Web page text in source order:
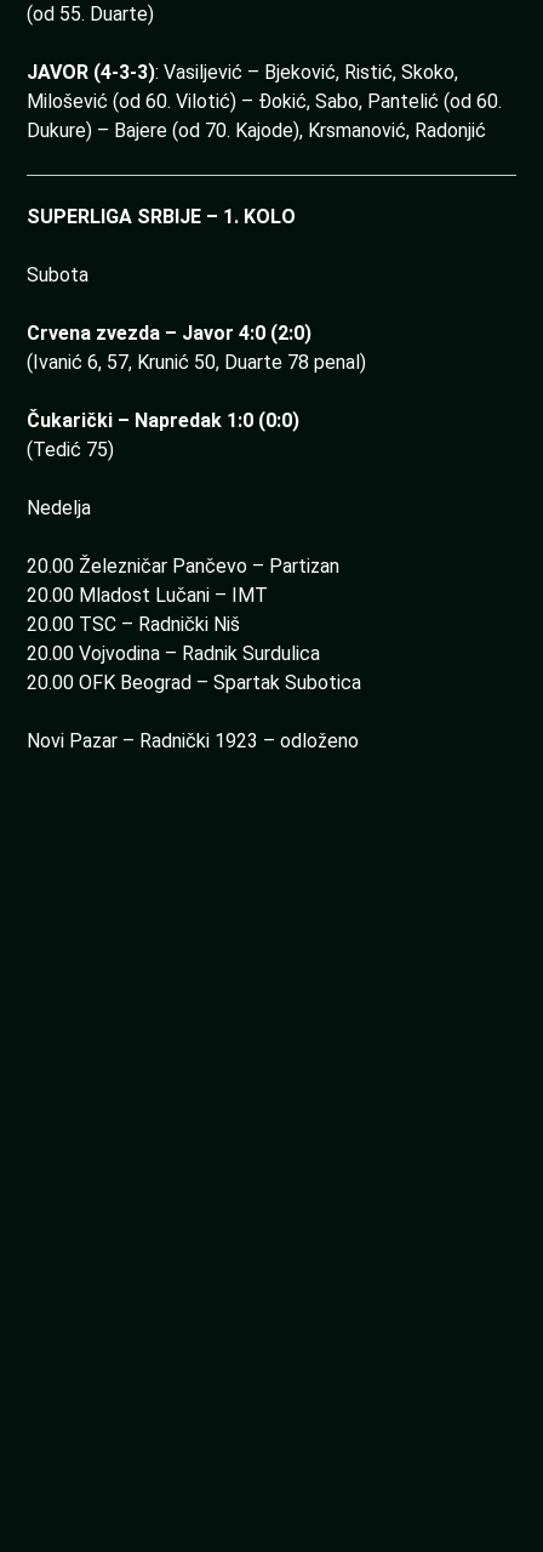
(od 55. Duarte)
JAVOR (4-3-3): Vasiljević – Bjeković, Ristić, Skoko,
Milošević (od 60. Vilotić) – Đokić, Sabo, Pantelić (od 60.
Dukure) – Bajere (od 70. Kajode), Krsmanović, Radonjić
SUPERLIGA SRBIJE – 1. KOLO
Subota
Crvena zvezda – Javor 4:0 (2:0)
(Ivanić 6, 57, Krunić 50, Duarte 78 penal)
Čukarički – Napredak 1:0 (0:0)
(Tedić 75)
Nedelja
20.00 Železničar Pančevo – Partizan
20.00 Mladost Lučani – IMT
20.00 TSC – Radnički Niš
20.00 Vojvodina – Radnik Surdulica
20.00 OFK Beograd – Spartak Subotica
Novi Pazar – Radnički 1923 – odloženo